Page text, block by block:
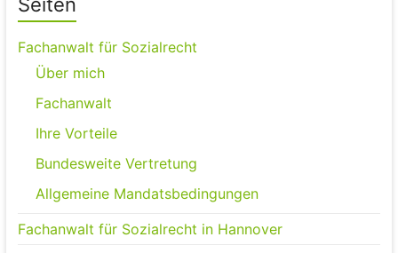
Fachanwalt für Sozialrecht
Über mich
Fachanwalt
Ihre Vorteile
Bundesweite Vertretung
Allgemeine Mandatsbedingungen
Fachanwalt für Sozialrecht in Hannover